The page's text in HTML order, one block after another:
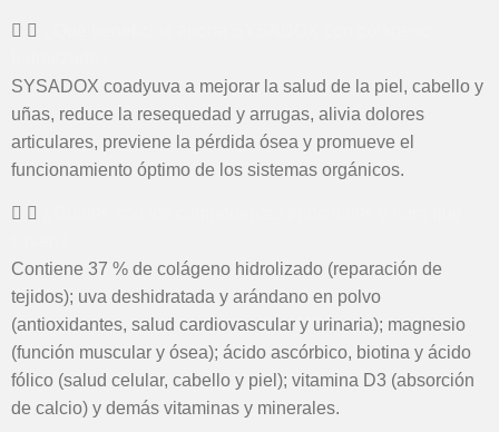
SYSADOX coadyuva a mejorar la salud de la piel, cabello y
uñas, reduce la resequedad y arrugas, alivia dolores
articulares, previene la pérdida ósea y promueve el
funcionamiento óptimo de los sistemas orgánicos. ​
Contiene 37 % de colágeno hidrolizado (reparación de
tejidos); uva deshidratada y arándano en polvo
(antioxidantes, salud cardiovascular y urinaria); magnesio
(función muscular y ósea); ácido ascórbico, biotina y ácido
fólico (salud celular, cabello y piel); vitamina D3 (absorción
de calcio) y demás vitaminas y minerales.